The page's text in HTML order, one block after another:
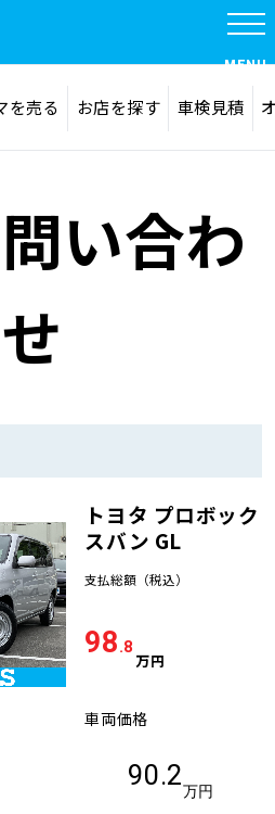
内検索
MENU
ー
ト体制
検・整備予約
採用情報
を売る お店を探す 車検見積
い合わ
せ
トヨタ プロボック
スバン GL
支払総額 （税込）
98.8
万円
車両価格
90.2
万円